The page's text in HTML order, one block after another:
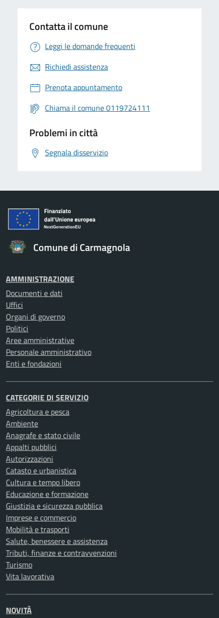
Contatta il comune
Leggi le domande frequenti
Richiedi assistenza
Prenota appuntamento
Chiama il comune 0119724111
Problemi in città
Segnala disservizio
Comune di Carmagnola
AMMINISTRAZIONE
Documenti e dati
Uffici
Organi di governo
Politici
Aree amministrative
Personale amministrativo
Enti e fondazioni
CATEGORIE DI SERVIZIO
Agricoltura e pesca
Ambiente
Anagrafe e stato civile
Appalti pubblici
Autorizzazioni
Catasto e urbanistica
Cultura e tempo libero
Educazione e formazione
Giustizia e sicurezza pubblica
Imprese e commercio
Mobilità e trasporti
Salute, benessere e assistenza
Tributi, finanze e contravvenzioni
Turismo
Vita lavorativa
NOVITÀ